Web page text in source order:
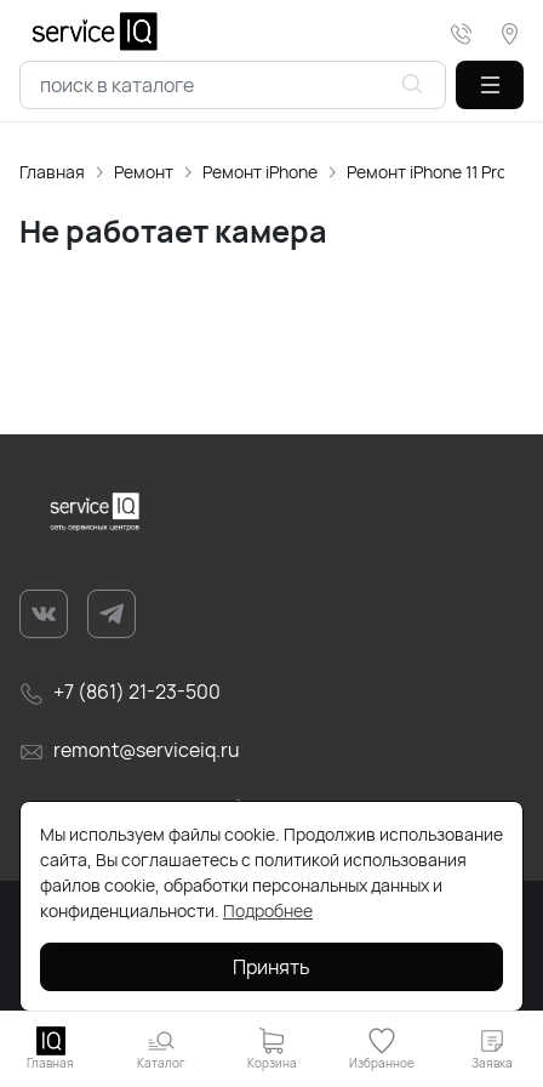
Главная Ремонт Ремонт iPhone Ремонт iPhone 11 Pro
Не работает камера
+7 (861) 21-23-500
remont@serviceiq.ru
г. Краснодар, ул. Бабушкина, д. 309
2026 © Все права защищены. Работает на ReadyScript
Главная Каталог Корзина Избранное Заявка
Мы используем файлы cookie. Продолжив использование
сайта, Вы соглашаетесь с политикой использования
файлов cookie, обработки персональных данных и
конфиденциальности. Подробнее
Принять